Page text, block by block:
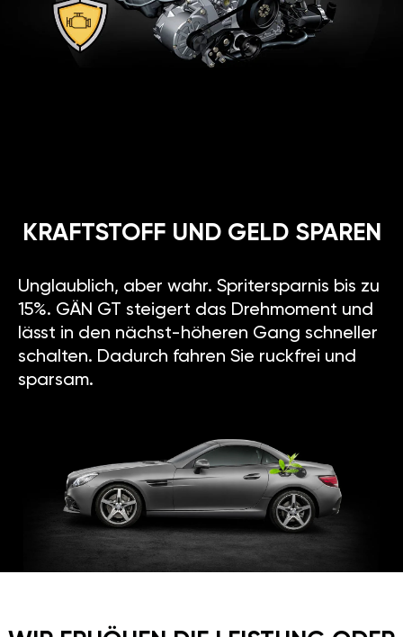
KRAFTSTOFF UND GELD SPAREN
Unglaublich, aber wahr. Spritersparnis bis zu
15%. GÄN GT steigert das Drehmoment und
lässt in den nächst-höheren Gang schneller
schalten. Dadurch fahren Sie ruckfrei und
sparsam.